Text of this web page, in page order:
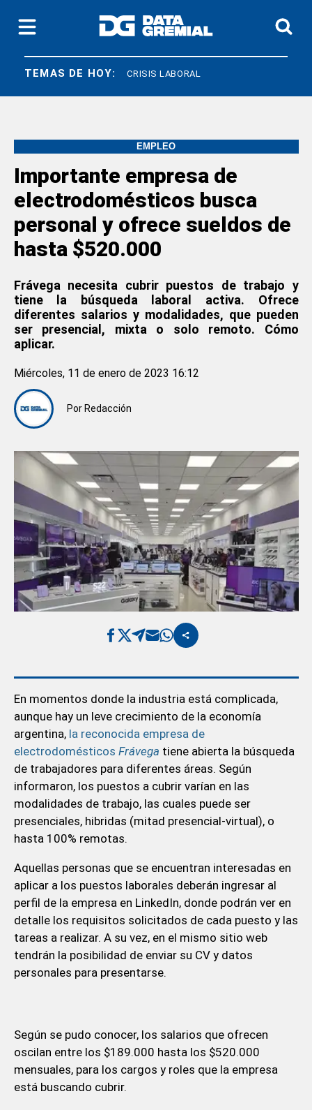
TEMAS DE HOY:
APJ GAS CRISIS LABORAL
EMPLEO
Importante empresa de
electrodomésticos busca
personal y ofrece sueldos de
hasta $520.000
Frávega necesita cubrir puestos de trabajo y
tiene la búsqueda laboral activa. Ofrece
diferentes salarios y modalidades, que pueden
ser presencial, mixta o solo remoto. Cómo
aplicar.
Por Redacción
Miércoles, 11 de enero de 2023 16:12
En momentos donde la industria está complicada,
aunque hay un leve crecimiento de la economía
argentina, la reconocida empresa de
electrodomésticos Frávega tiene abierta la búsqueda
de trabajadores para diferentes áreas. Según
informaron, los puestos a cubrir varían en las
modalidades de trabajo, las cuales puede ser
presenciales, hibridas (mitad presencial-virtual), o
hasta 100% remotas.
Aquellas personas que se encuentran interesadas en
aplicar a los puestos laborales deberán ingresar al
perfil de la empresa en LinkedIn, donde podrán ver en
detalle los requisitos solicitados de cada puesto y las
tareas a realizar. A su vez, en el mismo sitio web
tendrán la posibilidad de enviar su CV y datos
personales para presentarse.
Según se pudo conocer, los salarios que ofrecen
oscilan entre los $189.000 hasta los $520.000
mensuales, para los cargos y roles que la empresa
está buscando cubrir.